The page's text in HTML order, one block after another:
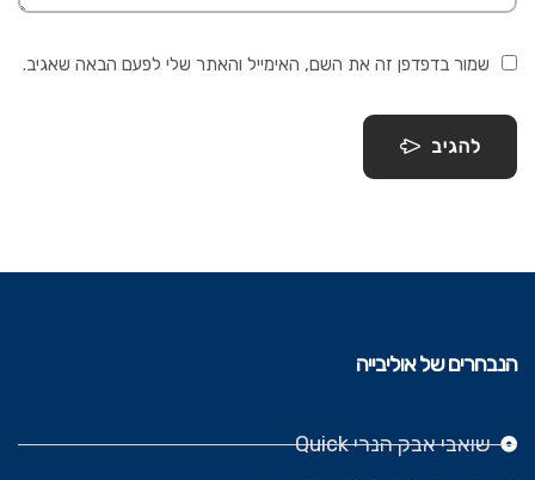
שמור בדפדפן זה את השם, האימייל והאתר שלי לפעם הבאה שאגיב.
להגיב
הנבחרים של אוליבייה
שואבי אבק הנרי Quick